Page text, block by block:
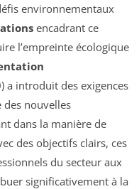
environnementaux
encadrant ce
l’empreinte écologique
a introduit des exigences
des nouvelles
dans la manière de
des objectifs clairs, ces
du secteur aux
significativement à la